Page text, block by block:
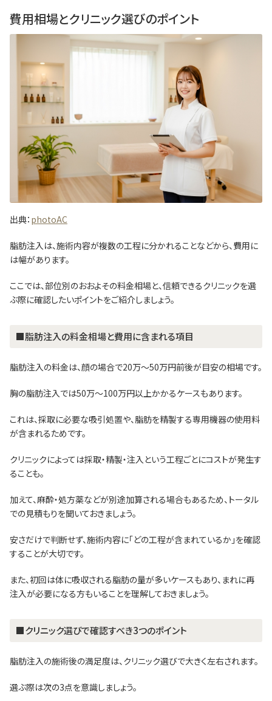
費用相場とクリニック選びのポイント
出典： photoAC
脂肪注入は、施術内容が複数の工程に分かれることなどから、費用に
は幅があります。
ここでは、部位別のおおよその料金相場と、信頼できるクリニックを選
ぶ際に確認したいポイントをご紹介しましょう。
■脂肪注入の料金相場と費用に含まれる項目
脂肪注入の料金は、顔の場合で20万〜50万円前後が目安の相場です。
胸の脂肪注入では50万〜100万円以上かかるケースもあります。
これは、採取に必要な吸引処置や、脂肪を精製する専用機器の使用料
が含まれるためです。
クリニックによっては採取・精製・注入という工程ごとにコストが発生す
ることも。
加えて、麻酔・処方薬などが別途加算される場合もあるため、トータル
での見積もりを聞いておきましょう。
安さだけで判断せず、施術内容に「どの工程が含まれているか」を確認
することが大切です。
また、初回は体に吸収される脂肪の量が多いケースもあり、まれに再
注入が必要になる方もいることを理解しておきましょう。
■クリニック選びで確認すべき3つのポイント
脂肪注入の施術後の満足度は、クリニック選びで大きく左右されます。
選ぶ際は次の3点を意識しましょう。